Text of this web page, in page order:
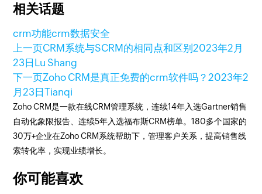
相关话题
crm功能crm数据安全
上一页CRM系统与SCRM的相同点和区别2023年2月
23日 Lu Shang
下一页Zoho CRM是真正免费的crm软件吗？2023年2
月23日Tianqi
Zoho CRM是一款在线CRM管理系统，连续14年入选Gartner销售
自动化象限报告、连续5年入选福布斯CRM榜单。180多个国家的
30万+企业在Zoho CRM系统帮助下，管理客户关系，提高销售线
索转化率，实现业绩增长。
你可能喜欢